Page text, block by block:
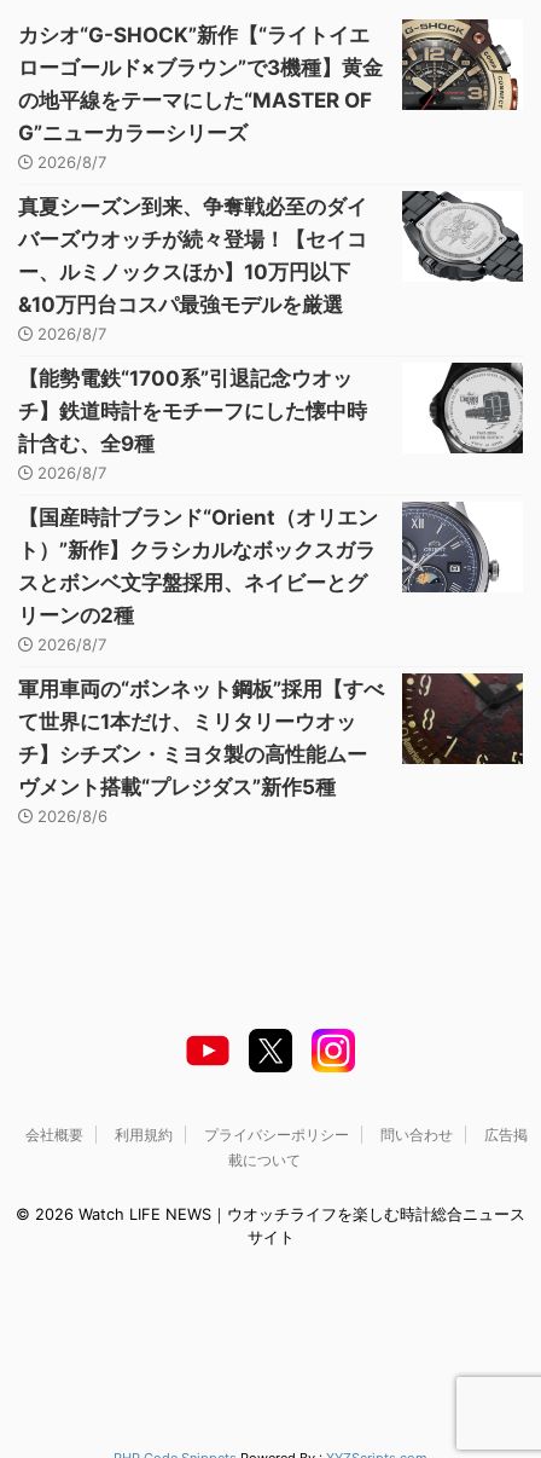
カシオ“G-SHOCK”新作【“ライトイエ
ローゴールド×ブラウン”で3機種】黄金
の地平線をテーマにした“MASTER OF
G”ニューカラーシリーズ
2026/8/7
真夏シーズン到来、争奪戦必至のダイ
バーズウオッチが続々登場！【セイコ
ー、ルミノックスほか】10万円以下
&10万円台コスパ最強モデルを厳選
2026/8/7
【能勢電鉄“1700系”引退記念ウオッ
チ】鉄道時計をモチーフにした懐中時
計含む、全9種
2026/8/7
【国産時計ブランド“Orient（オリエン
ト）”新作】クラシカルなボックスガラ
スとボンベ文字盤採用、ネイビーとグ
リーンの2種
2026/8/7
軍用車両の“ボンネット鋼板”採用【すべ
て世界に1本だけ、ミリタリーウオッ
チ】シチズン・ミヨタ製の高性能ムー
ヴメント搭載“プレジダス”新作5種
2026/8/6
会社概要 利用規約 プライバシーポリシー 問い合わせ
広告掲
載について
© 2026 Watch LIFE NEWS｜ウオッチライフを楽しむ時計総合ニュース
サイト